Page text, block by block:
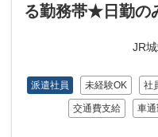
る勤務帯★日勤の
JR
派遣社員 未経験OK 社
交通費支給 車